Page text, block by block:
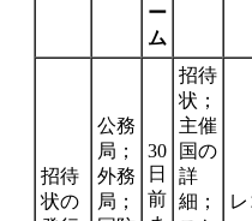
ー
ム
招待
状の
公務
局；
外務
局；
30
日
前
招待
状；
主催
国の
詳
細；